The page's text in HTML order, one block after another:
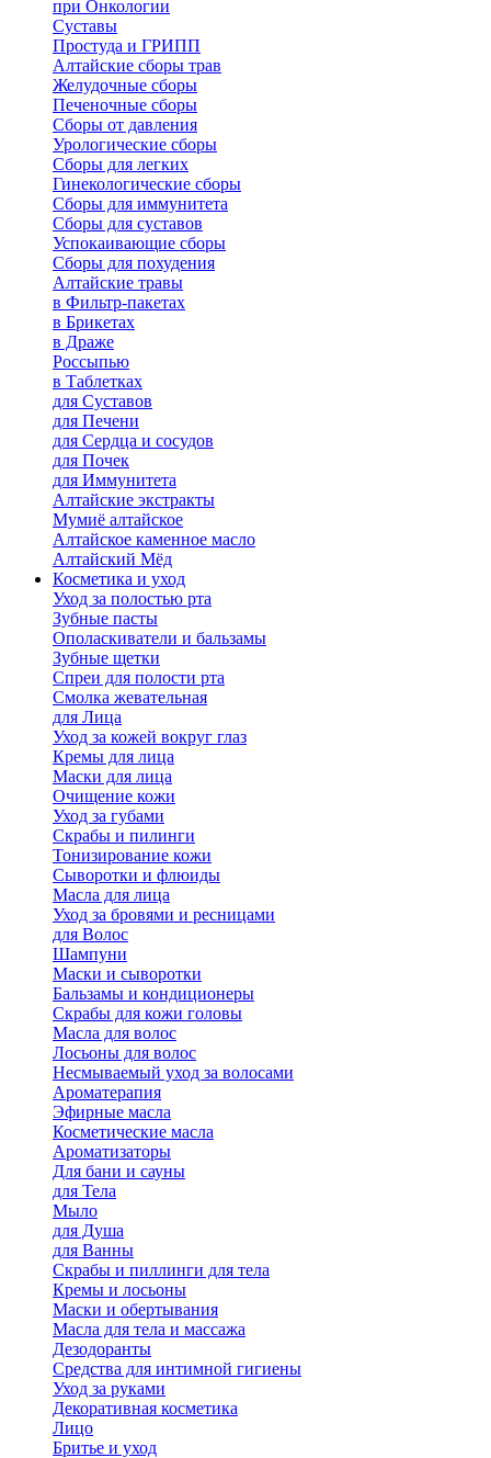
при Онкологии
Суставы
Простуда и ГРИПП
Алтайские сборы трав
Желудочные сборы
Печеночные сборы
Сборы от давления
Урологические сборы
Сборы для легких
Гинекологические сборы
Сборы для иммунитета
Сборы для суставов
Успокаивающие сборы
Сборы для похудения
Алтайские травы
в Фильтр-пакетах
в Брикетах
в Драже
Россыпью
в Таблетках
для Cуставов
для Печени
для Сердца и сосудов
для Почек
для Иммунитета
Алтайские экстракты
Мумиё алтайское
Алтайское каменное масло
Алтайский Мёд
Косметика и уход
Уход за полостью рта
Зубные пасты
Ополаскиватели и бальзамы
Зубные щетки
Спреи для полости рта
Смолка жевательная
для Лица
Уход за кожей вокруг глаз
Кремы для лица
Маски для лица
Очищение кожи
Уход за губами
Скрабы и пилинги
Тонизирование кожи
Сыворотки и флюиды
Масла для лица
Уход за бровями и ресницами
для Волос
Шампуни
Маски и сыворотки
Бальзамы и кондиционеры
Скрабы для кожи головы
Масла для волос
Лосьоны для волос
Несмываемый уход за волосами
Ароматерапия
Эфирные масла
Косметические масла
Ароматизаторы
Для бани и сауны
для Тела
Мыло
для Душа
для Ванны
Скрабы и пиллинги для тела
Кремы и лосьоны
Маски и обертывания
Масла для тела и массажа
Дезодоранты
Средства для интимной гигиены
Уход за руками
Декоративная косметика
Лицо
Бритье и уход